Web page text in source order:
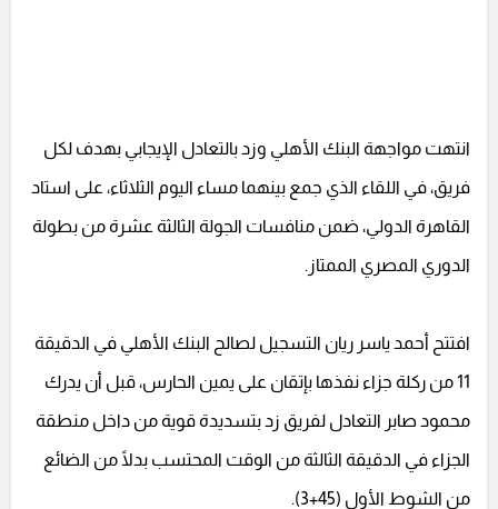
انتهت مواجهة البنك الأهلي وزد بالتعادل الإيجابي بهدف لكل
فريق، في اللقاء الذي جمع بينهما مساء اليوم الثلاثاء، على استاد
القاهرة الدولي، ضمن منافسات الجولة الثالثة عشرة من بطولة
الدوري المصري الممتاز.
افتتح أحمد ياسر ريان التسجيل لصالح البنك الأهلي في الدقيقة
11 من ركلة جزاء نفذها بإتقان على يمين الحارس، قبل أن يدرك
محمود صابر التعادل لفريق زد بتسديدة قوية من داخل منطقة
الجزاء في الدقيقة الثالثة من الوقت المحتسب بدلًا من الضائع
من الشوط الأول (45+3).